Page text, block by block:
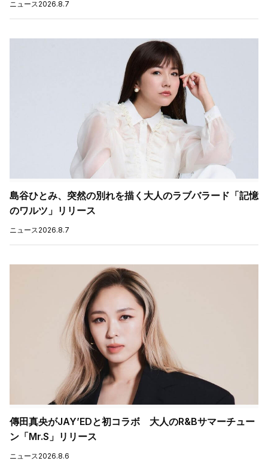
ニュース2026.8.7
島谷ひとみ、突然の別れを描く大人のラブバラード「記憶
のワルツ」リリース
ニュース2026.8.7
傳田真央がJAY’EDと初コラボ 大人のR&Bサマーチュー
ン「Mr.S」リリース
ニュース2026.8.6